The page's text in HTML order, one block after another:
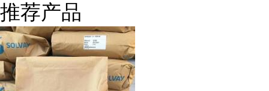
推荐产品